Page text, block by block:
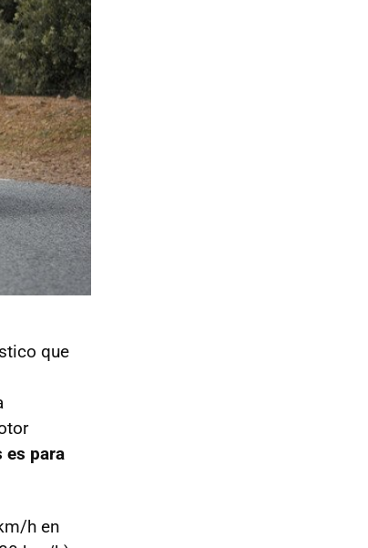
que
es para
h en